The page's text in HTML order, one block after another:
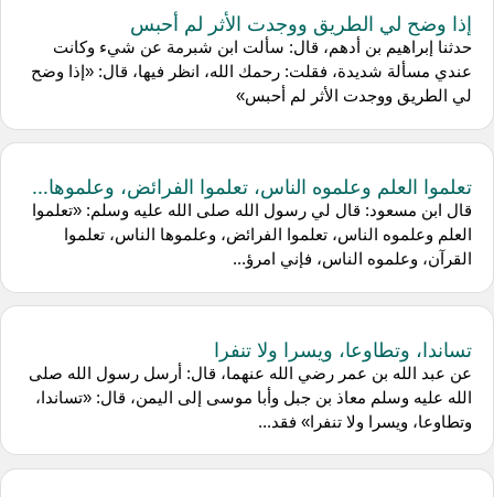
إذا وضح لي الطريق ووجدت الأثر لم أحبس
حدثنا إبراهيم بن أدهم، قال: سألت ابن شبرمة عن شيء وكانت
عندي مسألة شديدة، فقلت: رحمك الله، انظر فيها، قال: «إذا وضح
لي الطريق ووجدت الأثر لم أحبس»
تعلموا العلم وعلموه الناس، تعلموا الفرائض، وعلموها...
قال ابن مسعود: قال لي رسول الله صلى الله عليه وسلم: «تعلموا
العلم وعلموه الناس، تعلموا الفرائض، وعلموها الناس، تعلموا
القرآن، وعلموه الناس، فإني امرؤ...
تساندا، وتطاوعا، ويسرا ولا تنفرا
عن عبد الله بن عمر رضي الله عنهما، قال: أرسل رسول الله صلى
الله عليه وسلم معاذ بن جبل وأبا موسى إلى اليمن، قال: «تساندا،
وتطاوعا، ويسرا ولا تنفرا» فقد...